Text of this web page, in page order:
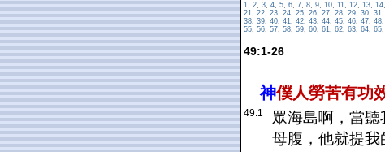
1, 2, 3, 4, 5, 6, 7, 8, 9, 10, 11, 12, 13, 14,
21, 22, 23, 24, 25, 26, 27, 28, 29, 30, 31,
38, 39, 40, 41, 42, 43, 44, 45, 46, 47, 48,
55, 56, 57, 58, 59, 60, 61, 62, 63, 64, 65,
49:1-26
神僕人勞苦有功
49:1
眾海島啊，當
母腹，他就提我